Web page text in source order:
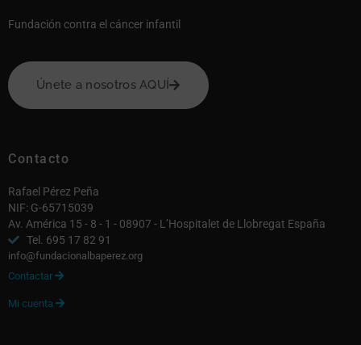
Fundación contra el cáncer infantil
Únete a nosotros AQUÍ
Contacto
Rafael Pérez Peña
NIF: G-65715039
Av. América 15 - 8 - 1 - 08907 - L’Hospitalet de Llobregat España
Tel. 695 17 82 91
info@fundacionalbaperez.org
Contactar 
Mi cuenta 